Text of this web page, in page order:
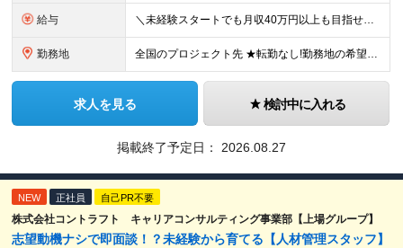
給与 ＼未経験スタートでも月収40万円以上も目指せます／ ★①②から選択OK！ 相談のうえ最終的に会社が決定し、内定時に通知します。 ①：月給（～50万円）+残業代全額支給 ■関東・北信越 月給30万円
勤務地 全国のプロジェクト先 ★転勤なし!勤務地の希望考慮! ★U・Iターン歓迎! ★直行直帰OK! ■関東／東京、神奈川、埼玉、千葉、群馬、栃木、茨城 ■東北／青森、秋田、岩手、宮城、福島、山形 ■関西／
求人を見る 検討中に入れる
掲載終了予定日： 2026.08.27
NEW 正社員 自己PR不要
株式会社コントラフト キャリアコンサルティング事業部【上場グループ】
志望動機ナシで即面談！？未経験から育てる【人材管理スタッフ】